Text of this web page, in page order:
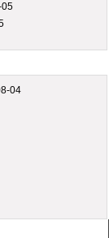
04